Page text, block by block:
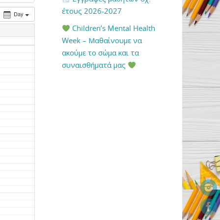
Day
έτους 2026-2027
Children’s Mental Health
Week – Μαθαίνουμε να
ακούμε το σώμα και τα
συναισθήματά μας